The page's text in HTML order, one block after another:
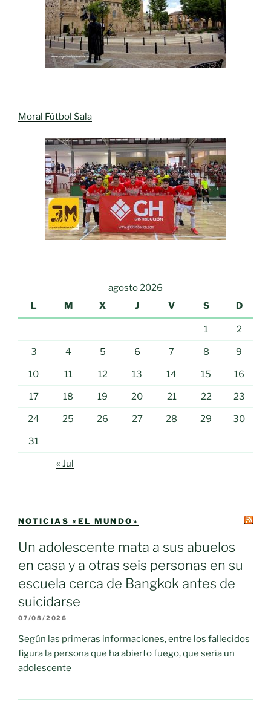
Moral Fútbol Sala
agosto 2026
L
M X J V S D
1 2
3 4 5 6 7 8 9
10 11 12 13 14 15 16
17 18 19 20 21 22 23
24 25 26 27 28 29 30
31
« Jul
NOTICIAS «EL MUNDO»
Un adolescente mata a sus abuelos
en casa y a otras seis personas en su
escuela cerca de Bangkok antes de
suicidarse
07/08/2026
Según las primeras informaciones, entre los fallecidos
figura la persona que ha abierto fuego, que sería un
adolescente